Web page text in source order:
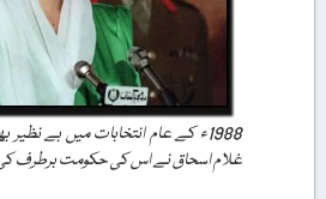
غلام اسحاق نے اس کی حکومت برطرف کی۔